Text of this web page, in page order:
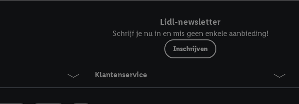
Lidl-newsletter
Schrijf je nu in en mis geen enkele aanbieding!
Inschrijven
Klantenservice